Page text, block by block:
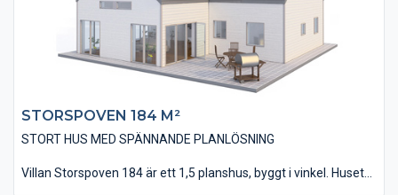
STORSPOVEN 184 M²​
STORT HUS MED SPÄNNANDE PLANLÖSNING
Villan Storspoven 184 är ett 1,5 planshus, byggt i vinkel. Huset